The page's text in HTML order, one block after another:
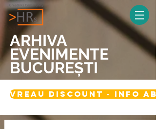
ARHIVA
EVENIMENTE
BUCUREȘTI
vreau discount - info